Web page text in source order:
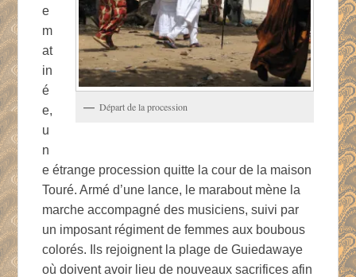
Départ de la procession
e
m
at
in
é
e,
u
n
e étrange procession quitte la cour de la maison
Touré. Armé d’une lance, le marabout mène la
marche accompagné des musiciens, suivi par
un imposant régiment de femmes aux boubous
colorés. Ils rejoignent la plage de Guiedawaye
où doivent avoir lieu de nouveaux sacrifices afin